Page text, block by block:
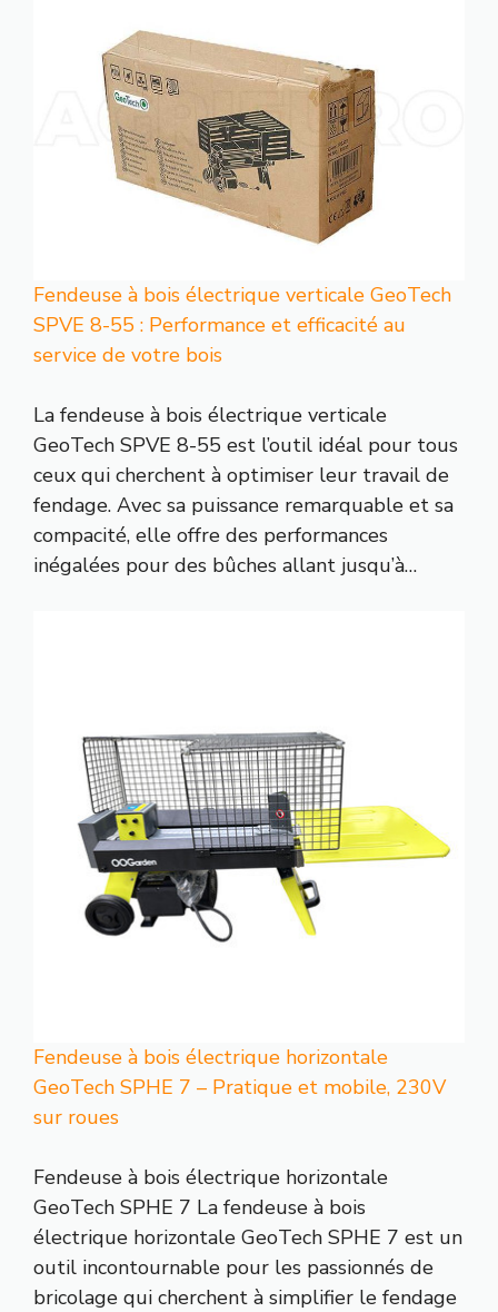
Fendeuse à bois électrique verticale GeoTech
SPVE 8-55 : Performance et efficacité au
service de votre bois
La fendeuse à bois électrique verticale
GeoTech SPVE 8-55 est l’outil idéal pour tous
ceux qui cherchent à optimiser leur travail de
fendage. Avec sa puissance remarquable et sa
compacité, elle offre des performances
inégalées pour des bûches allant jusqu’à…
Fendeuse à bois électrique horizontale
GeoTech SPHE 7 – Pratique et mobile, 230V
sur roues
Fendeuse à bois électrique horizontale
GeoTech SPHE 7 La fendeuse à bois
électrique horizontale GeoTech SPHE 7 est un
outil incontournable pour les passionnés de
bricolage qui cherchent à simplifier le fendage